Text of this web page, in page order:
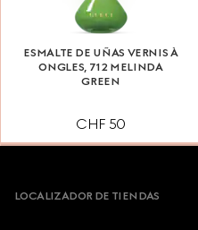
ESMALTE DE UÑAS VERNIS À
ONGLES, 712 MELINDA
GREEN
CHF 50
LOCALIZADOR DE TIENDAS